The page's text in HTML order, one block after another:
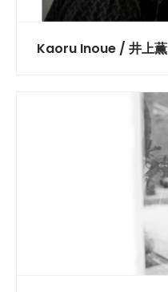
Kaoru Inoue / 井上薫